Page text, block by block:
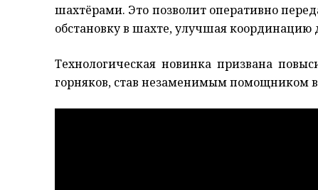
шахтёрами. Это позволит оперативно
обстановку в шахте, улучшая координацию
Технологическая новинка призвана
горняков, став незаменимым помощником